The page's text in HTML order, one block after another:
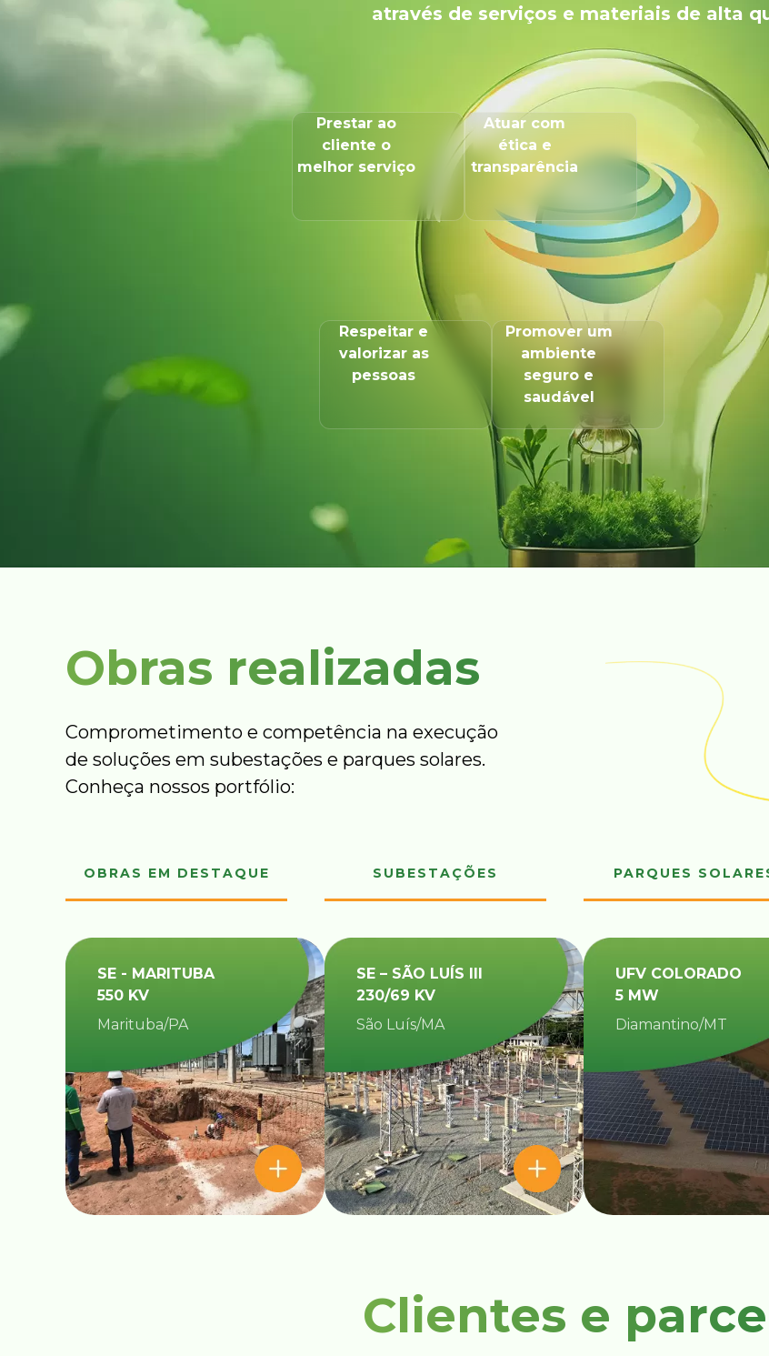
através de serviços e materiais de alta
Prestar ao
cliente o
melhor serviço
Atuar com
ética e
transparência
Respeitar e
valorizar as
pessoas
Promover um
ambiente
seguro e
saudável
Obras realizadas
Comprometimento e competência na execução
de soluções em subestações e parques solares.
Conheça nossos portfólio:
OBRAS EM DESTAQUE
SE - MARITUBA
550 KV
Marituba/PA
SUBESTAÇÕES
SE – SÃO LUÍS III
230/69 KV
São Luís/MA
PARQUES
UFV COLORADO
5 MW
Diamantino/MT​
Clientes e